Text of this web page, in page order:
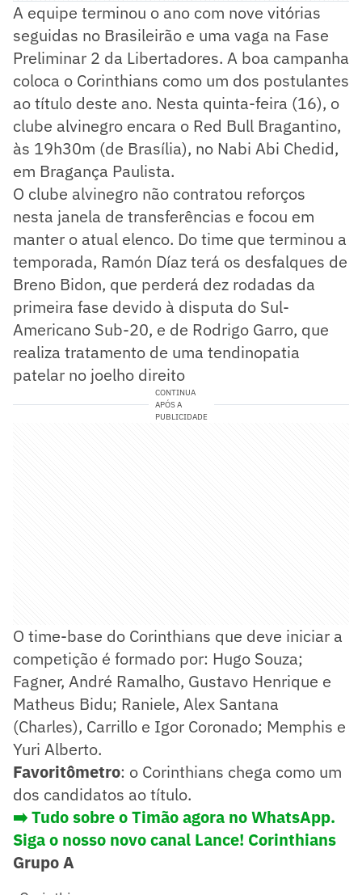
A equipe terminou o ano com nove vitórias
seguidas no Brasileirão e uma vaga na Fase
Preliminar 2 da Libertadores. A boa campanha
coloca o Corinthians como um dos postulantes
ao título deste ano. Nesta quinta-feira (16), o
clube alvinegro encara o Red Bull Bragantino,
às 19h30m (de Brasília), no Nabi Abi Chedid,
em Bragança Paulista.
O clube alvinegro não contratou reforços
nesta janela de transferências e focou em
manter o atual elenco. Do time que terminou a
temporada, Ramón Díaz terá os desfalques de
Breno Bidon, que perderá dez rodadas da
primeira fase devido à disputa do Sul-
Americano Sub-20, e de Rodrigo Garro, que
realiza tratamento de uma tendinopatia
patelar no joelho direito
CONTINUA
APÓS A
PUBLICIDADE
O time-base do Corinthians que deve iniciar a
competição é formado por: Hugo Souza;
Fagner, André Ramalho, Gustavo Henrique e
Matheus Bidu; Raniele, Alex Santana
(Charles), Carrillo e Igor Coronado; Memphis e
Yuri Alberto.
Favoritômetro: o Corinthians chega como um
dos candidatos ao título.
➡️ Tudo sobre o Timão agora no WhatsApp.
Siga o nosso novo canal Lance! Corinthians
Grupo A